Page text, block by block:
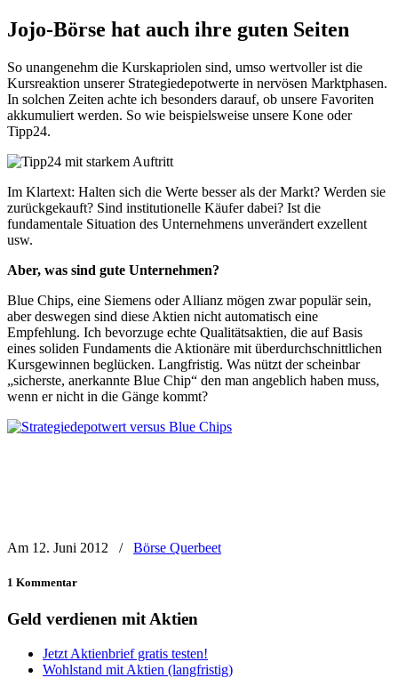
Jojo-Börse hat auch ihre guten Seiten
So unangenehm die Kurskapriolen sind, umso wertvoller ist die
Kursreaktion unserer Strategiedepotwerte in nervösen Marktphasen.
In solchen Zeiten achte ich besonders darauf, ob unsere Favoriten
akkumuliert werden. So wie beispielsweise unsere Kone oder
Tipp24.
Im Klartext: Halten sich die Werte besser als der Markt? Werden sie
zurückgekauft? Sind institutionelle Käufer dabei? Ist die
fundamentale Situation des Unternehmens unverändert exzellent
usw.
Aber, was sind gute Unternehmen?
Blue Chips, eine Siemens oder Allianz mögen zwar populär sein,
aber deswegen sind diese Aktien nicht automatisch eine
Empfehlung. Ich bevorzuge echte Qualitätsaktien, die auf Basis
eines soliden Fundaments die Aktionäre mit überdurchschnittlichen
Kursgewinnen beglücken. Langfristig. Was nützt der scheinbar
„sicherste, anerkannte Blue Chip“ den man angeblich haben muss,
wenn er nicht in die Gänge kommt?
Am 12. Juni 2012 / Börse Querbeet
1 Kommentar
Geld verdienen mit Aktien
Jetzt Aktienbrief gratis testen!
Wohlstand mit Aktien (langfristig)